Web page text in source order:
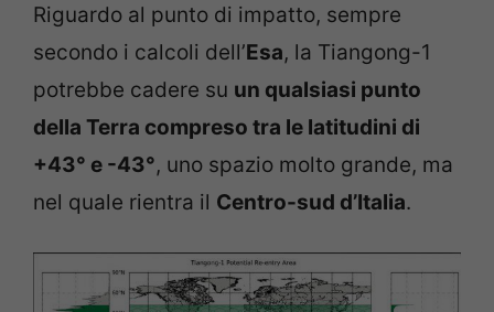
Riguardo al punto di impatto, sempre
secondo i calcoli dell’Esa, la Tiangong-1
potrebbe cadere su un qualsiasi punto
della Terra compreso tra le latitudini di
+43° e -43°, uno spazio molto grande, ma
nel quale rientra il Centro-sud d’Italia.